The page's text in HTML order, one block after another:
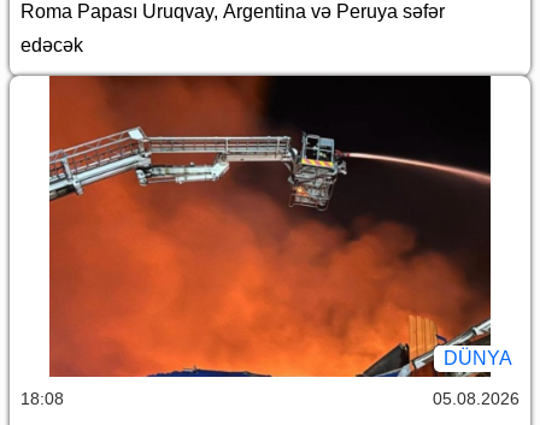
Roma Papası Uruqvay, Argentina və Peruya səfər
edəcək
DÜNYA
18:08 05.08.2026